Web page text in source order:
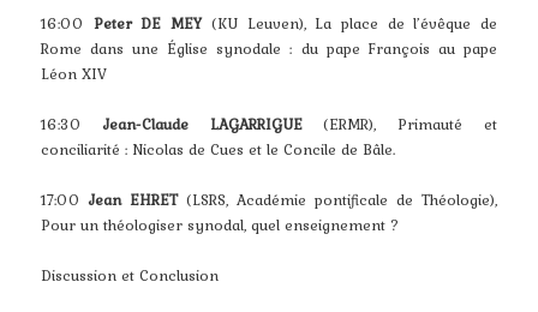
16:00 Peter DE MEY(KU Leuven), La place de l’évêque de
Rome dans une Église synodale : du pape François au pape
Léon XIV
16:30 Jean-Claude LAGARRIGUE(ERMR), Primauté et
conciliarité : Nicolas de Cues et le Concile de Bâle.
17:00Jean EHRET(LSRS, Académie pontificale de Théologie),
Pour un théologiser synodal, quel enseignement ?
Discussion et Conclusion